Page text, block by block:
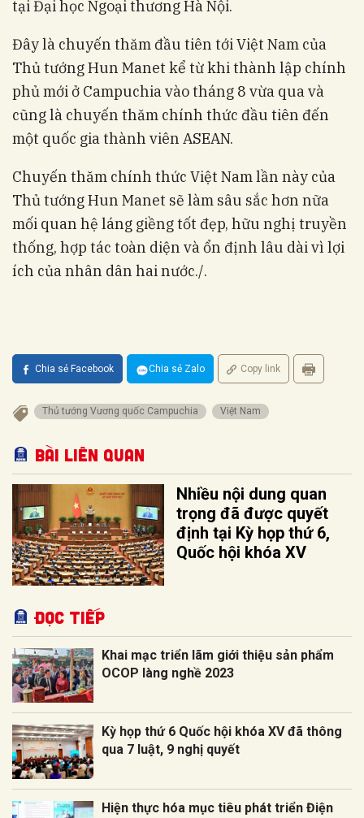
tại Đại học Ngoại thương Hà Nội.
Đây là chuyến thăm đầu tiên tới Việt Nam của
Thủ tướng Hun Manet kể từ khi thành lập chính
phủ mới ở Campuchia vào tháng 8 vừa qua và
cũng là chuyến thăm chính thức đầu tiên đến
một quốc gia thành viên ASEAN.
Chuyến thăm chính thức Việt Nam lần này của
Thủ tướng Hun Manet sẽ làm sâu sắc hơn nữa
mối quan hệ láng giềng tốt đẹp, hữu nghị truyền
thống, hợp tác toàn diện và ổn định lâu dài vì lợi
ích của nhân dân hai nước./.
Chia sẻ Facebook Chia sẻ Zalo Copy link
Thủ tướng Vương quốc Campuchia Việt Nam
Bài liên quan
Nhiều nội dung quan
trọng đã được quyết
định tại Kỳ họp thứ 6,
Quốc hội khóa XV
Đọc tiếp
Khai mạc triển lãm giới thiệu sản phẩm
OCOP làng nghề 2023
Kỳ họp thứ 6 Quốc hội khóa XV đã thông
qua 7 luật, 9 nghị quyết
Hiện thực hóa mục tiêu phát triển Điện